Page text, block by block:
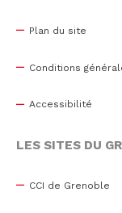
Plan du site
Conditions
Accessibilité
LES SITES DU
CCI de Grenoble